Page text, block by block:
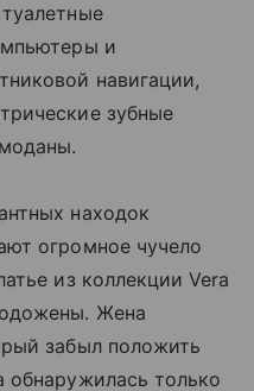
и
навигации,
зубные
находок
огромное чучело
из коллекции Vera
Жена
забыл положить
обнаружилась только